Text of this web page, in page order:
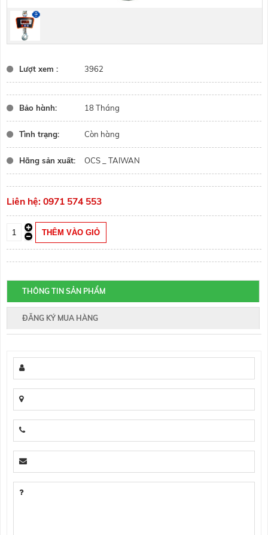
Lượt xem : 3962
Bảo hành: 18 Tháng
Tình trạng: Còn hàng
Hãng sản xuất: OCS _ TAIWAN
Liên hệ: 0971 574 553
THÔNG TIN SẢN PHẨM
ĐĂNG KÝ MUA HÀNG